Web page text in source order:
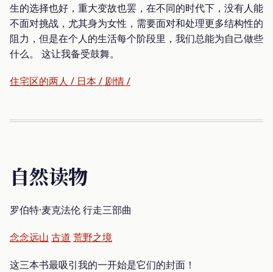
生的选择也好，重大变故也罢，在不同的时代下，没有人能
不面对挑战，尤其身为女性，需要面对和处理更多结构性的
阻力，但是在个人的生活每个阶段里，我们总能为自己做些
什么。 这让我备受鼓舞。
住宅区的两人 / 日本 / 剧情 /
自然读物
罗伯特·麦克法伦 行走三部曲
念念远山 古道 荒野之境
这三本书最吸引我的一开始是它们的封面！